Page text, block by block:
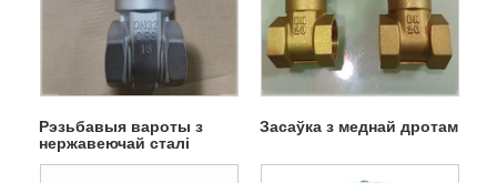
Рэзьбавыя вароты з
нержавеючай сталі
Засаўка з меднай дротам